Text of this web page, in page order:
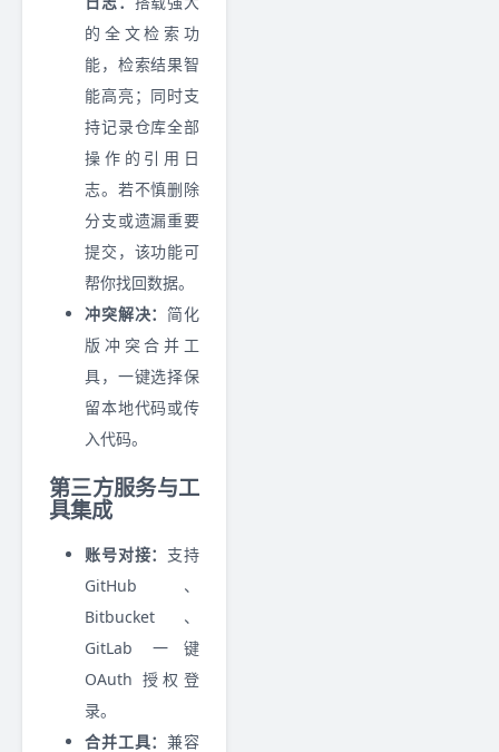
的全文检索功
能，检索结果智
能高亮；同时支
持记录仓库全部
操作的引用日
志。若不慎删除
分支或遗漏重要
提交，该功能可
帮你找回数据。
冲突解决： 简化
版冲突合并工
具，一键选择保
留本地代码或传
入代码。
第三方服务与工
具集成
账号对接： 支持
GitHub、
Bitbucket、
GitLab 一键
OAuth 授权登
录。
合并工具：兼容